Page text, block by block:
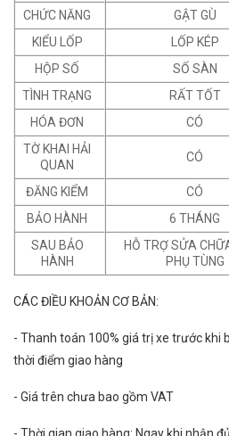
CHỨC NĂNG
GẬT GÙ
KIỂU LỐP
LỐP KÉP
HỘP SỐ
SỐ SÀN
TÌNH TRẠNG
RẤT TỐT
HÓA ĐƠN
CÓ
TỜ KHAI HẢI
QUAN
CÓ
ĐĂNG KIỂM
CÓ
BẢO HÀNH
6 THÁNG
SAU BẢO
HÀNH
HỖ TRỢ SỬA
PHỤ TÙNG
CÁC ĐIỀU KHOẢN CƠ BẢN:
- Thanh toán 100% giá trị xe trước khi
thời điểm giao hàng
- Giá trên chưa bao gồm VAT